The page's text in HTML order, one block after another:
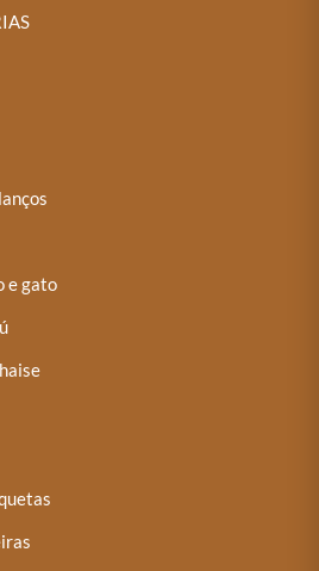
e gato